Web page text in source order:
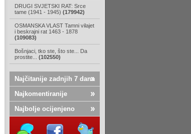
DRUGI SVJETSKI RAT: Srce
tame (1941 - 1945) (179942)
OSMANSKA VLAST Tamni vilajet
i beskrajni rat 1463 - 1878
(109083)
Bošnjaci, tko ste, što ste... Da
prostite... (102550)
Najčitanije zadnjih 7 dana
Najkomentiranije
Najbolje ocijenjeno